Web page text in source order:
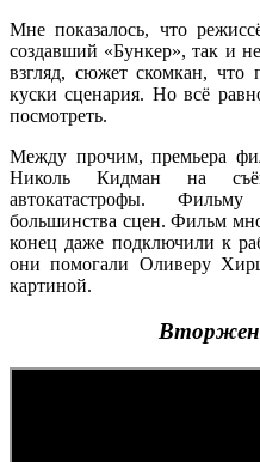
Мне показалось, что
создавший «Бункер», так и
взгляд, сюжет скомкан, что
куски сценария. Но всё
посмотреть.
Между прочим, премьера
Николь Кидман на
автокатастрофы. Фильму
большинства сцен. Фильм
конец даже подключили к
они помогали Оливеру
картиной.